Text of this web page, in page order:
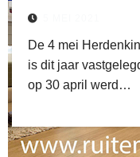
word vrijwilliger (1)
De 4 mei
is dit jaar
op 30 april werd…